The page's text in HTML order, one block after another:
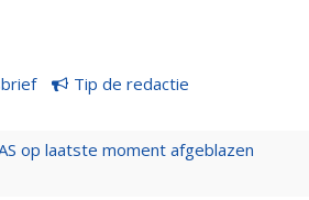
Tip de redactie
op laatste moment afgeblazen